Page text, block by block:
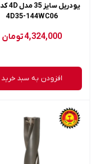
4D35-144WC06
4,324,000تومان
افزودن به سبد خرید